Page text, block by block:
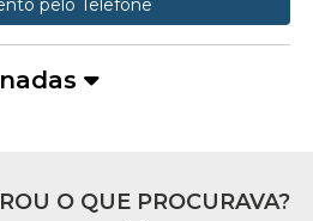
pelo Telefone
O QUE PROCURAVA?